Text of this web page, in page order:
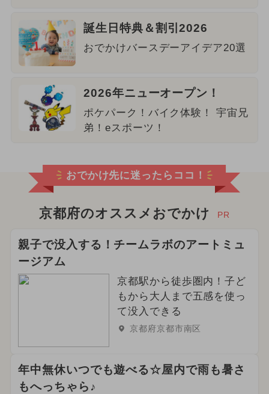
誕生日特典＆割引2026
おでかけバースデーアイデア20選
2026年ニューオープン！
ポケパーク！バイク体験！ 宇宙兄
弟！eスポーツ！
おでかけ先に迷ったらココ！
京都府のオススメおでかけ PR
親子で没入する！チームラボのアートミュ
ージアム
京都駅から徒歩圏内！子ど
もから大人まで五感を使っ
て没入できる
京都府京都市南区
年中無休いつでも遊べる☆屋内で雨も暑さ
もへっちゃら♪